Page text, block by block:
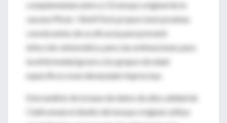
complementan entre sí. El ensayo original de la
vacuna Pfizer / BioNTech proporcionó pruebas
convincentes de su eficacia para prevenir
infección sintomática, pero las estimaciones para
la enfermedad grave y los grupos de edad
específicos eran demasiado imprecisas.
Este análisis de la base de datos de alta calidad de
Clalit emula el diseño del ensayo original, utiliza